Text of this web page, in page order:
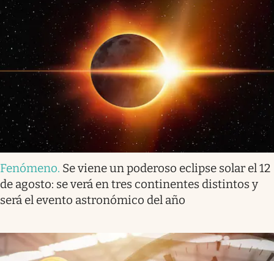
Fenómeno. Se viene un poderoso eclipse solar el 12
de agosto: se verá en tres continentes distintos y
será el evento astronómico del año